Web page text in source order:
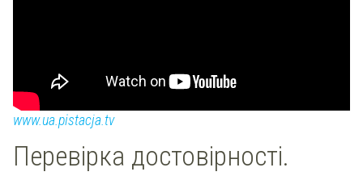
www.ua.pistacja.tv
Перевірка достовірності.